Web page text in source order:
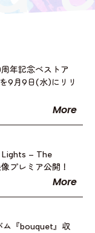
年記念ベストア
9月9日(水)にリリ
More
Lights – The
プレミア公開！
More
ム『bouquet』収